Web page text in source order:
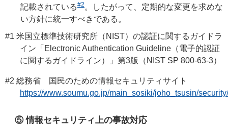
記載されている#2 。したがって、定期的な変更を求めな
い方針に統一すべきである。
#1 米国立標準技術研究所（NIST）の認証に関するガイドラ
イン「Electronic Authentication Guideline（電子的認証
に関するガイドライン）」第3版（NIST SP 800-63-3）
#2 総務省 国民のための情報セキュリティサイト
https://www.soumu.go.jp/main_sosiki/joho_tsusin/
⑤ 情報セキュリティ上の事故対応